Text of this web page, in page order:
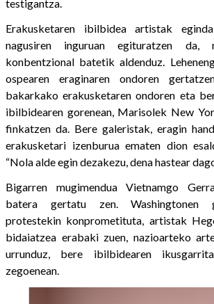
testigantza.
Erakusketaren ibilbidea artistak
nagusiren inguruan egituratzen da,
konbentzional batetik aldenduz.
ospearen eraginaren ondoren
bakarkako erakusketaren ondoren eta
ibilbidearen gorenean, Marisolek New
finkatzen da. Bere galeristak, eragin
erakusketari izenburua ematen dion
“Nola alde egin dezakezu, dena hastear
Bigarren mugimendua Vietnamgo
batera gertatu zen. Washingtonen
protestekin konprometituta, artistak
bidaiatzea erabaki zuen, nazioarteko
urrunduz, bere ibilbidearen
zegoenean.